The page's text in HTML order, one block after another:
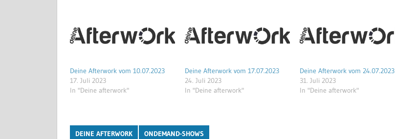
Deine Afterwork vom 10.07.2023
17. Juli 2023
In "Deine afterwork"
Deine Afterwork vom 17.07.2023
24. Juli 2023
In "Deine afterwork"
Deine Afterwork vom 24.07.2023
31. Juli 2023
In "Deine afterwork"
DEINE AFTERWORK ONDEMAND-SHOWS